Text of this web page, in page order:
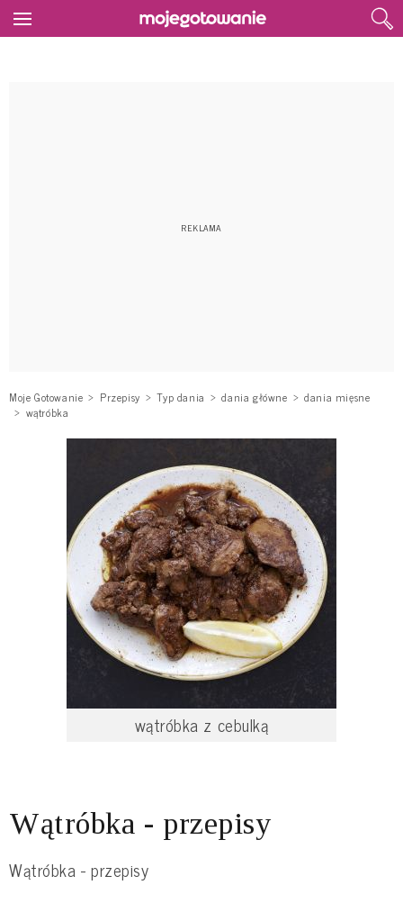
Moje Gotowanie Przepisy Typ dania dania główne
dania mięsne
wątróbka
wątróbka z cebulką
Wątróbka - przepisy
Wątróbka - przepisy